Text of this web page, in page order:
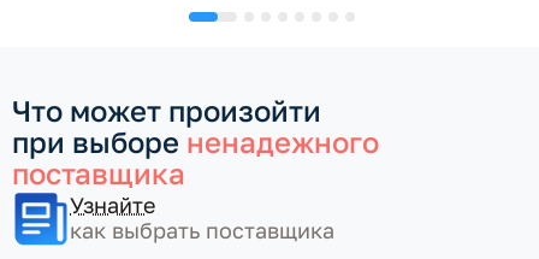
Что может произойти
при выборе ненадежного
поставщика
Узнайте
как выбрать поставщика